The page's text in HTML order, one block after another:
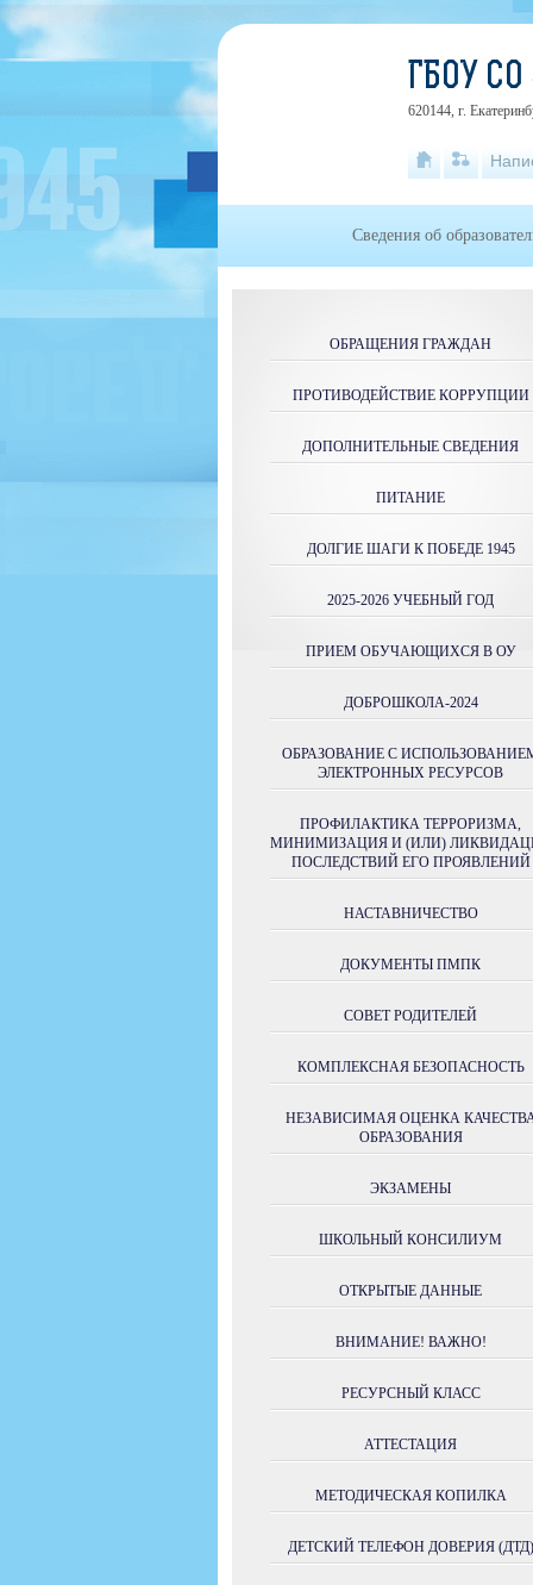
ОБРАЩЕНИЯ ГРАЖДАН
ПРОТИВОДЕЙСТВИЕ КОРРУПЦИИ
ДОПОЛНИТЕЛЬНЫЕ СВЕДЕНИЯ
ПИТАНИЕ
ДОЛГИЕ ШАГИ К ПОБЕДЕ 1945
2025-2026 УЧЕБНЫЙ ГОД
ПРИЕМ ОБУЧАЮЩИХСЯ В ОУ
ДОБРОШКОЛА-2024
ОБРАЗОВАНИЕ С
ЭЛЕКТРОННЫХ РЕСУРСОВ
ПРОФИЛАКТИКА ТЕРРОРИЗМА,
МИНИМИЗАЦИЯ И (ИЛИ)
ПОСЛЕДСТВИЙ ЕГО ПРОЯВЛЕНИЙ
НАСТАВНИЧЕСТВО
ДОКУМЕНТЫ ПМПК
СОВЕТ РОДИТЕЛЕЙ
КОМПЛЕКСНАЯ БЕЗОПАСНОСТЬ
НЕЗАВИСИМАЯ ОЦЕНКА
ОБРАЗОВАНИЯ
ЭКЗАМЕНЫ
ШКОЛЬНЫЙ КОНСИЛИУМ
ОТКРЫТЫЕ ДАННЫЕ
ВНИМАНИЕ! ВАЖНО!
РЕСУРСНЫЙ КЛАСС
АТТЕСТАЦИЯ
МЕТОДИЧЕСКАЯ КОПИЛКА
ДЕТСКИЙ ТЕЛЕФОН ДОВЕРИЯ (ДТД)
ГБОУ
620144, г.
Сведения об